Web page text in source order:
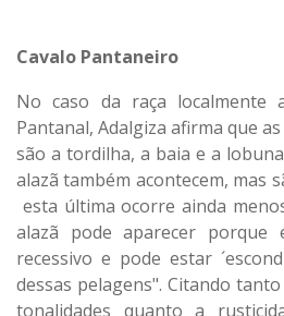
Cavalo Pantaneiro
No caso da raça localmente
Pantanal, Adalgiza afirma que
são a tordilha, a baia e a
alazã também acontecem, mas
esta última ocorre ainda
alazã pode aparecer
recessivo e pode estar
dessas pelagens". Citando
tonalidades quanto a